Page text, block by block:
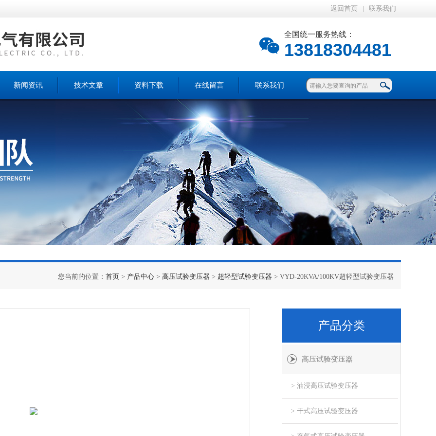
返回首页 联系我们
全国统一服务热线：
13818304481
新闻资讯 技术文章 资料下载 在线留言 联系我们
您当前的位置： 首页 > 产品中心 > 高压试验变压器 > 超轻型试验变压器 > VYD-20KVA/100KV超轻型试验变压器
产品分类
高压试验变压器
> 油浸高压试验变压器
> 干式高压试验变压器